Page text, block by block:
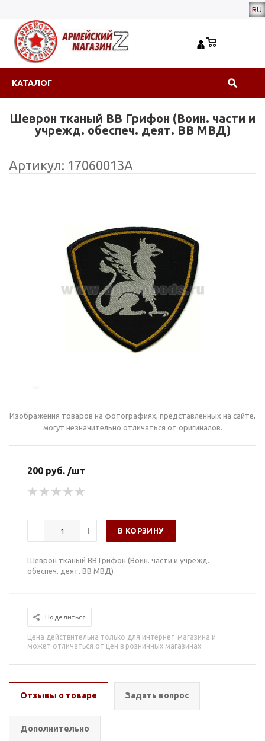
RU
КАТАЛОГ
Шеврон тканый ВВ Грифон (Воин. части и
учрежд. обеспеч. деят. ВВ МВД)
Артикул: 17060013А
Изображения товаров на фотографиях, представленных на сайте,
могут незначительно отличаться от оригиналов.
200 руб. /шт
В КОРЗИНУ
Шеврон тканый ВВ Грифон (Воин. части и учрежд.
обеспеч. деят. ВВ МВД)
Поделиться
Цена действительна только для интернет-магазина и
может отличаться от цен в розничных магазинах
Отзывы о товаре Задать вопрос
Дополнительно